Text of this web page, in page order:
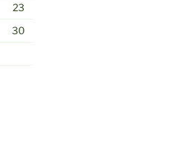
23
30